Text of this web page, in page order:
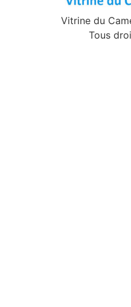
Vitrine du
Tous